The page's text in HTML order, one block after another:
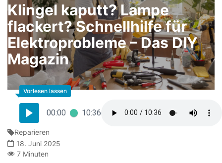
Klingel kaputt? Lampe
flackert? Schnellhilfe für
Elektroprobleme – Das DIY
Magazin
00:00 10:36
Reparieren
18. Juni 2025
7 Minuten